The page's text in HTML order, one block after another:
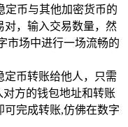
定币与其他加密货币的
对，输入交易数量，然
市场中进行一场流畅的
定币转账给他人，只需
对方的钱包地址和转账
完成转账,仿佛在数字